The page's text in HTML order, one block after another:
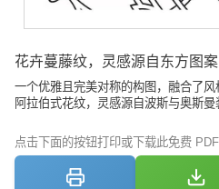
花卉蔓藤纹，灵感源自东方图案
一个优雅且完美对称的构图，融合了
阿拉伯式花纹，灵感源自波斯与奥斯曼
点击下面的按钮打印或下载此免费